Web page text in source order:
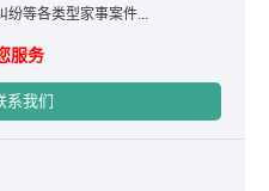
纷等各类型家事案件...
服务
系我们